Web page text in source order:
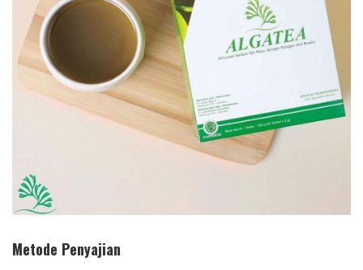
Metode Penyajian